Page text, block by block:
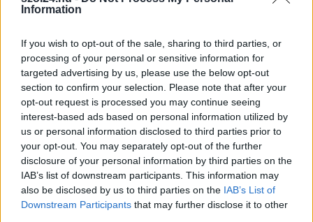
Information
If you wish to opt-out of the sale, sharing to third parties, or
processing of your personal or sensitive information for
targeted advertising by us, please use the below opt-out
section to confirm your selection. Please note that after your
opt-out request is processed you may continue seeing
interest-based ads based on personal information utilized by
us or personal information disclosed to third parties prior to
your opt-out. You may separately opt-out of the further
disclosure of your personal information by third parties on the
IAB’s list of downstream participants. This information may
also be disclosed by us to third parties on the IAB’s List of
Downstream Participants that may further disclose it to other
kirúgásuk.
TOVÁBB OLVASOM
Magyarország bosszú , eladónő , , fidesz ,
kirúgás Magyar Péter polgármester tisza part vezető
Magyar Péter: Orbán Viktor világossá tette,
hogy a Fidesz igazi arca az erőszakos Menczer
Tamás
2024.12.06. Kiss Lajos